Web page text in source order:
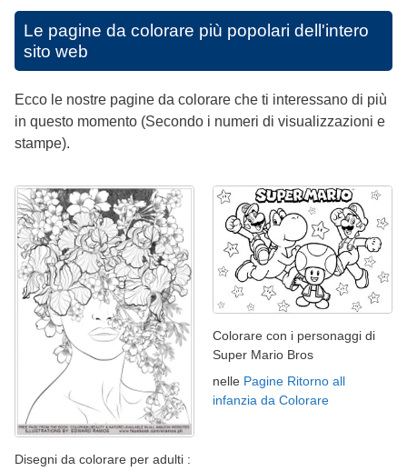
Le pagine da colorare più popolari dell'intero
sito web
Ecco le nostre pagine da colorare che ti interessano di più
in questo momento (Secondo i numeri di visualizzazioni e
stampe).
Disegni da colorare per adulti :
Colorare con i personaggi di
Super Mario Bros
nelle Pagine Ritorno all
infanzia da Colorare